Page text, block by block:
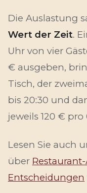
Die Auslastung
Wert der Zeit.
Uhr von vier
€ ausgeben,
Tisch, der
bis 20:30 und
jeweils 120 € pro
Lesen Sie auch
über
Entscheidungen